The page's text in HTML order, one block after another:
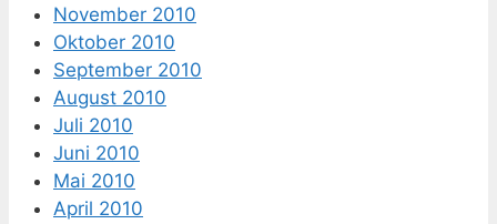
November 2010
Oktober 2010
September 2010
August 2010
Juli 2010
Juni 2010
Mai 2010
April 2010